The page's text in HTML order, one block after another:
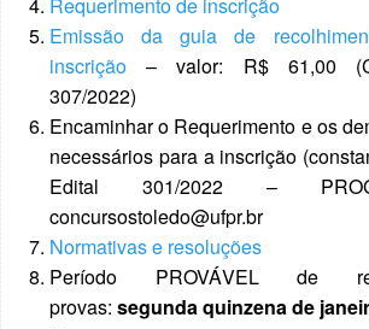
Requerimento de inscrição
Emissão da guia de
inscrição – valor: R$ 61,00
307/2022)
Encaminhar o Requerimento e os
necessários para a inscrição
Edital 301/2022 –
concursostoledo@ufpr.br
Normativas e resoluções
Período PROVÁVEL de
provas: segunda quinzena de